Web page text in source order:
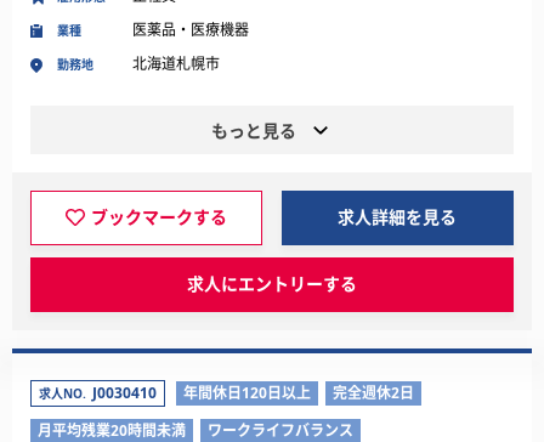
業種 医薬品・医療機器
勤務地 北海道札幌市
もっと見る
ブックマークする 求人詳細を見る
求人にエントリーする
求人NO. J0030410 年間休日120日以上
完全週休2日
月平均残業20時間未満
ワークライフバランス